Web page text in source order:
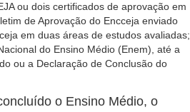
ou dois certificados de aprovação em
de Aprovação do Encceja enviado
em duas áreas de estudos avaliadas;
do Ensino Médio (Enem), até a
ou a Declaração de Conclusão do
o Ensino Médio, o